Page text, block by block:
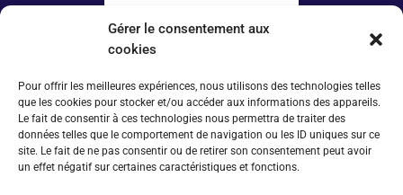
Gérer le consentement aux
cookies
Pour offrir les meilleures expériences, nous utilisons des technologies telles
que les cookies pour stocker et/ou accéder aux informations des appareils.
Le fait de consentir à ces technologies nous permettra de traiter des
données telles que le comportement de navigation ou les ID uniques sur ce
site. Le fait de ne pas consentir ou de retirer son consentement peut avoir
un effet négatif sur certaines caractéristiques et fonctions.
La certification qualité a été délivrée au titre
de la catégorie d’action suivante :
Plus d’infos
Espace conventionné·e·s
Tarifs 2025